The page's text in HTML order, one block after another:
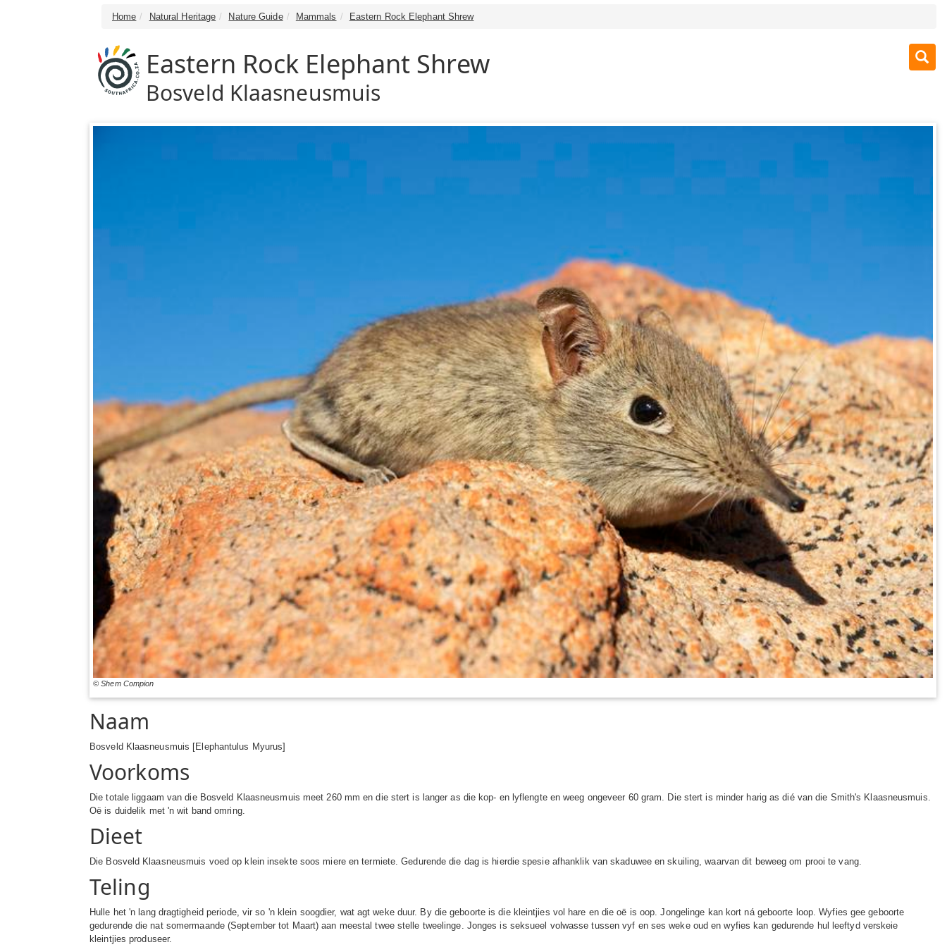
Home Natural Heritage Nature Guide Mammals Eastern Rock Elephant Shrew
Eastern Rock Elephant Shrew
Bosveld Klaasneusmuis
© Shem Compion
Naam
Bosveld Klaasneusmuis [Elephantulus Myurus]
Voorkoms
Die totale liggaam van die Bosveld Klaasneusmuis meet 260 mm en die stert is langer as die kop- en lyflengte en weeg ongeveer 60 gram. Die stert is minder harig as dié van die Smith's Klaasneusmuis.
Oë is duidelik met 'n wit band omring.
Dieet
Die Bosveld Klaasneusmuis voed op klein insekte soos miere en termiete. Gedurende die dag is hierdie spesie afhanklik van skaduwee en skuiling, waarvan dit beweeg om prooi te vang.
Teling
Hulle het 'n lang dragtigheid periode, vir so 'n klein soogdier, wat agt weke duur. By die geboorte is die kleintjies vol hare en die oë is oop. Jongelinge kan kort ná geboorte loop. Wyfies gee geboorte
gedurende die nat somermaande (September tot Maart) aan meestal twee stelle tweelinge. Jonges is seksueel volwasse tussen vyf en ses weke oud en wyfies kan gedurende hul leeftyd verskeie
kleintjies produseer.